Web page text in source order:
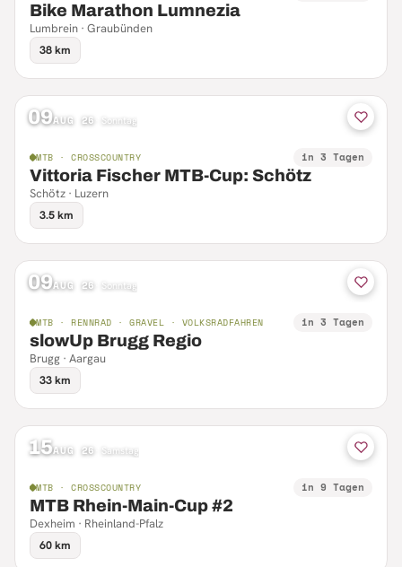
Bike Marathon Lumnezia
Lumbrein · Graubünden
38 km
09AUG 26 Sonntag
MTB · CROSSCOUNTRY in 3 Tagen
Vittoria Fischer MTB-Cup: Schötz
Schötz · Luzern
3.5 km
09AUG 26 Sonntag
MTB · RENNRAD · GRAVEL · VOLKSRADFAHREN in 3 Tagen
slowUp Brugg Regio
Brugg · Aargau
33 km
15AUG 26 Samstag
MTB · CROSSCOUNTRY in 9 Tagen
MTB Rhein-Main-Cup #2
Dexheim · Rheinland-Pfalz
60 km